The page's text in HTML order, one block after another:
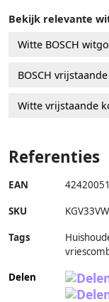
Bekijk relevante
Witte BOSCH
BOSCH
Witte vrijstaande
Referenties
EAN
SKU
Tags
Delen